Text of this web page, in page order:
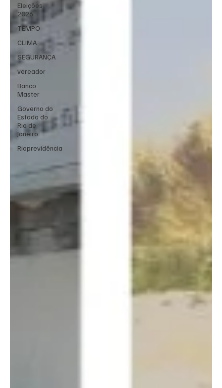
Eleições
2026
TEMPO
CLIMA
SEGURANÇA
vereador
Banco
Master
Governo do
Estado do
Rio de
Janeiro
Rioprevidência